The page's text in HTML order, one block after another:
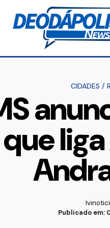
CIDADES /
Publicado em: